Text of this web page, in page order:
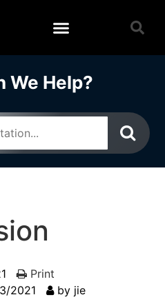
We Help?
2021 by jie
Print